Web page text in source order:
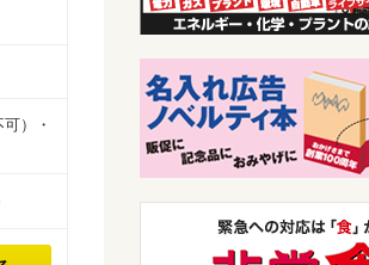
）・